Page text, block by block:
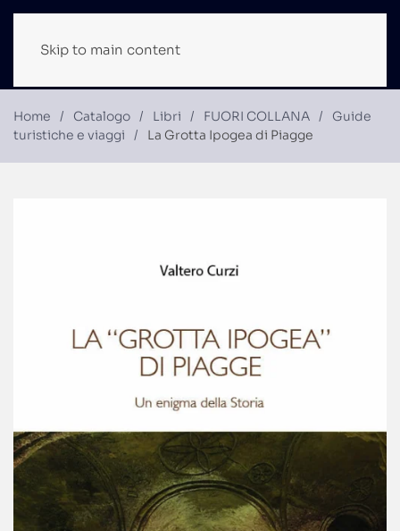
Skip to main content
Home Catalogo Libri FUORI COLLANA
Guide
turistiche e viaggi
La Grotta Ipogea di Piagge